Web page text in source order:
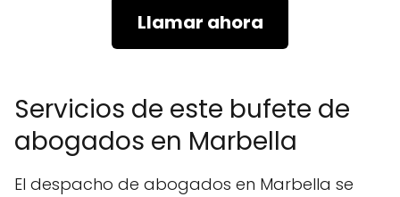
Llamar ahora
Servicios de este bufete de
abogados en Marbella
El despacho de abogados en Marbella se